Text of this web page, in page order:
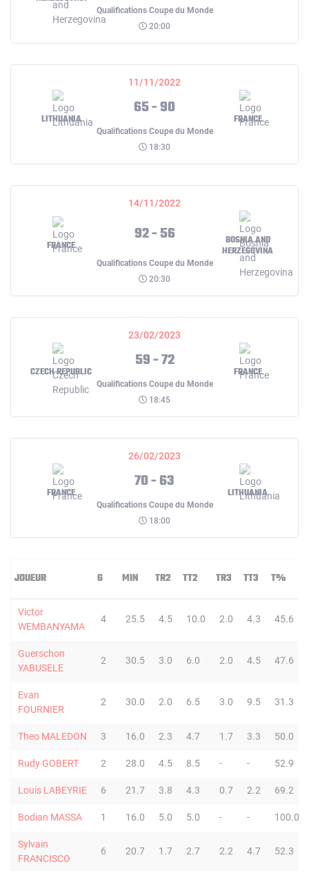
Qualifications Coupe du Monde
20:00
11/11/2022
LITHUANIA
65 - 90
FRANCE
Qualifications Coupe du Monde
18:30
14/11/2022
FRANCE
92 - 56
BOSNIA AND
HERZEGOVINA
Qualifications Coupe du Monde
20:30
23/02/2023
CZECH REPUBLIC
59 - 72
FRANCE
Qualifications Coupe du Monde
18:45
26/02/2023
FRANCE
70 - 63
LITHUANIA
Qualifications Coupe du Monde
18:00
JOUEUR G MIN TR2 TT2 TR3 TT3 T%
Victor
WEMBANYAMA
4 25.5 4.5 10.0 2.0 4.3 45.6
Guerschon
YABUSELE
2 30.5 3.0 6.0 2.0 4.5 47.6
Evan
FOURNIER
2 30.0 2.0 6.5 3.0 9.5 31.3
Theo MALEDON 3 16.0 2.3 4.7 1.7 3.3 50.0
Rudy GOBERT 2 28.0 4.5 8.5 - - 52.9
Louis LABEYRIE 6 21.7 3.8 4.3 0.7 2.2 69.2
Bodian MASSA 1 16.0 5.0 5.0 - - 100.0
Sylvain
FRANCISCO
6 20.7 1.7 2.7 2.2 4.7 52.3